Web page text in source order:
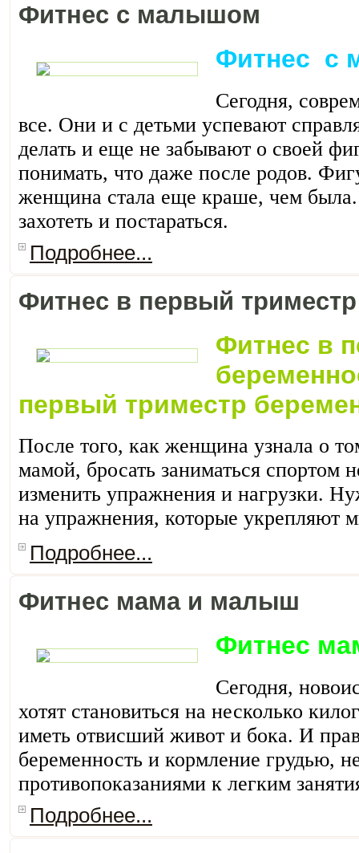
Фитнес с малышом
Фитнес с
Сегодня,
все. Они и с детьми успевают
делать и еще не забывают о своей
понимать, что даже после родов.
женщина стала еще краше, чем была.
захотеть и постараться.
Подробнее...
Фитнес в первый
Фитнес в
первый триместр
После того, как женщина узнала о
мамой, бросать заниматься спортом
изменить упражнения и нагрузки.
на упражнения, которые укрепляют
Подробнее...
Фитнес мама и малыш
Фитнес
Сегодня,
хотят становиться на несколько
иметь отвисший живот и бока. И
беременность и кормление грудью,
противопоказаниями к легким
Подробнее...